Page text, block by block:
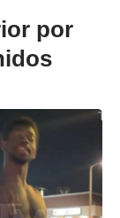
por